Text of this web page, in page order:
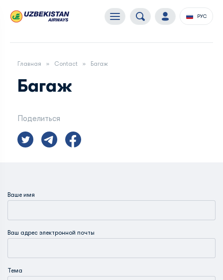
РУС
Главная Contact Багаж
Багаж
Поделиться
Ваше имя
Ваш адрес электронной почты
Тема